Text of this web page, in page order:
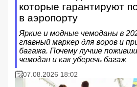
которые гарантируют
в аэропорту
Яркие и модные чемоданы в
главный маркер для воров и
багажа. Почему лучше
чемодан и как уберечь багаж
07.08.2026 18:02